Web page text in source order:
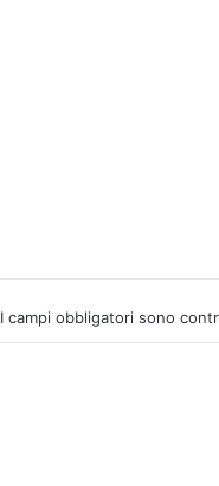
I campi obbligatori sono